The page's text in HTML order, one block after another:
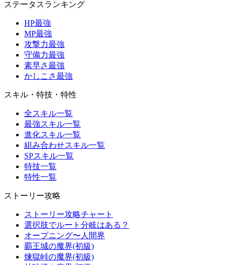
ステータスランキング
HP最強
MP最強
攻撃力最強
守備力最強
素早さ最強
かしこさ最強
スキル・特技・特性
全スキル一覧
最強スキル一覧
進化スキル一覧
組み合わせスキル一覧
SPスキル一覧
特技一覧
特性一覧
ストーリー攻略
ストーリー攻略チャート
選択肢でルート分岐はある？
オープニング〜人間界
覇王城の魔界(初級)
煉獄峠の魔界(初級)